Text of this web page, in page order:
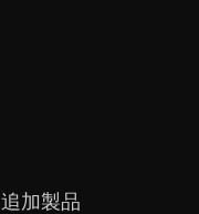
追加製品